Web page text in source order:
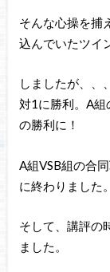
そんな心操を捕
込んでいたツイ
しましたが、
対1に勝利。A組
の勝利に！
A組VSB組の合
に終わりました。
そして、講評の
ました。